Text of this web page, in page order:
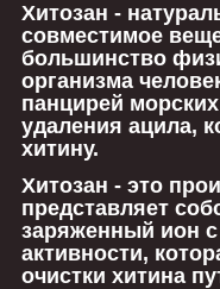
Хитозан -
совместимое
большинство
организма
панцирей
удаления ацила,
хитину.
Хитозан - это
представляет
заряженный ион
активности,
очистки хитина